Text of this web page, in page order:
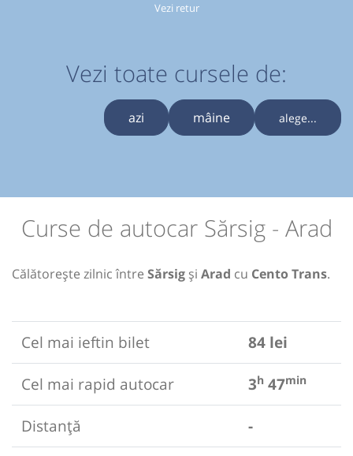
Vezi retur
Vezi toate cursele de:
azi mâine alege...
Curse de autocar Sărsig - Arad
Călătorește zilnic între Sărsig și Arad cu Cento Trans.
Cel mai ieftin bilet
84 lei
Cel mai rapid autocar
3h 47min
Distanță
-